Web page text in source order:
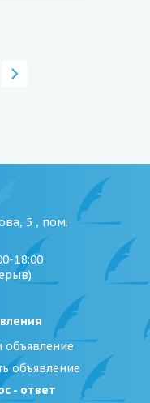
5 , пом.
18:00
объявление
объявление
- ответ